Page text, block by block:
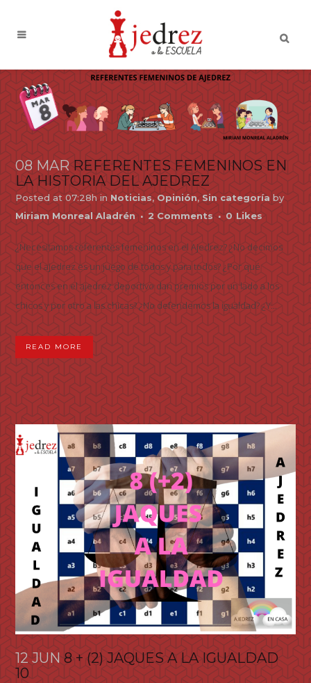
08 MAR REFERENTES FEMENINOS EN
LA HISTORIA DEL AJEDREZ
Posted at 07:28hin Noticias,Opinión,Sin categoría by
Miriam Monreal Aladrén
2 Comments 0 Likes
¿Necesitamos referentes femeninos en el Ajedrez? ¿No decimos
que el ajedrez es un juego de todos y para todos? ¿Por qué
entonces en el ajedrez deportivo dan premios por un lado a los
chicos y por otro a las chicas? ¿No defendemos la igualdad? ¿Y...
READ MORE
12 JUN 8 + (2) JAQUES A LA IGUALDAD
10